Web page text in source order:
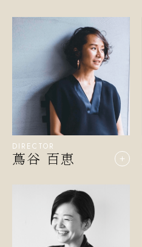
DIRECTOR
＋
蔦谷 百恵